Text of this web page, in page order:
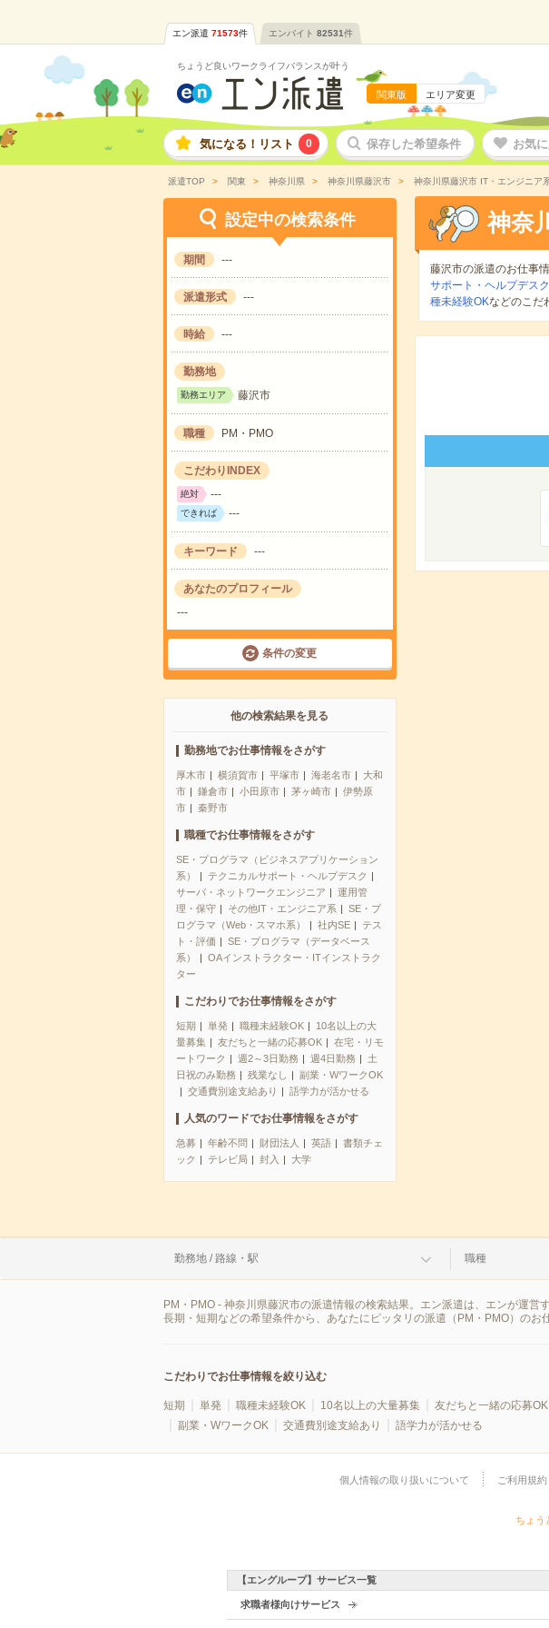
エン派遣 71573件 エンバイト 82531件
ちょうど良いワークライフバランスが叶う
関東版 エリア変更
気になる！リスト 0 保存した希望条件 お気
派遣TOP 関東 神奈川県 神奈川県藤沢市 神奈川県藤沢市 IT・エンジニア
設定中の検索条件
期間 ---
派遣形式 ---
時給 ---
勤務地
勤務エリア 藤沢市
職種 PM・PMO
こだわりINDEX
絶対 ---
できれば ---
キーワード ---
あなたのプロフィール
---
条件の変更
他の検索結果を見る
勤務地でお仕事情報をさがす
厚木市 横須賀市 平塚市 海老名市
大和
市
鎌倉市 小田原市 茅ヶ崎市
伊勢原
市
秦野市
職種でお仕事情報をさがす
SE・プログラマ（ビジネスアプリケーション
系）
テクニカルサポート・ヘルプデスク
サーバ・ネットワークエンジニア
運用管
理・保守
その他IT・エンジニア系
SE・プ
ログラマ（Web・スマホ系）
社内SE
テス
ト・評価
SE・プログラマ（データベース
系）
OAインストラクター・ITインストラク
ター
こだわりでお仕事情報をさがす
短期 単発 職種未経験OK
10名以上の大
量募集
友だちと一緒の応募OK
在宅・リモ
ートワーク
週2～3日勤務 週4日勤務
土
日祝のみ勤務
残業なし
副業・WワークOK
交通費別途支給あり
語学力が活かせる
人気のワードでお仕事情報をさがす
急募 年齢不問 財団法人 英語
書類チェ
ック
テレビ局 封入 大学
神奈
藤沢市の派遣のお仕事
サポート・ヘルプデスク
種未経験OKなどのこだ
勤務地 / 路線・駅 職種
PM・PMO - 神奈川県藤沢市の派遣情報の検索結果。エン派遣は、エンが運
長期・短期などの希望条件から、あなたにピッタリの派遣（PM・PMO）のお
こだわりでお仕事情報を絞り込む
短期 単発 職種未経験OK 10名以上の大量募集 友だちと一緒の応募OK
副業・WワークOK
交通費別途支給あり 語学力が活かせる
個人情報の取り扱いについて ご利用規約
ちょう
【エングループ】サービス一覧
求職者様向けサービス